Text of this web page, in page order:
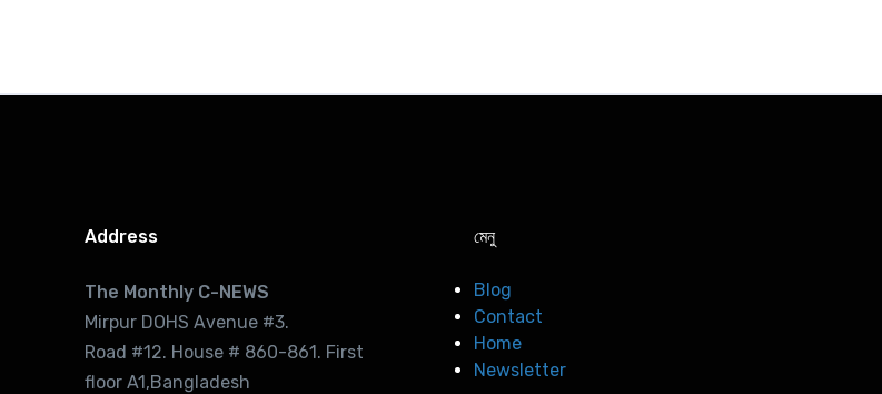
Address
The Monthly C-NEWS
Mirpur DOHS Avenue #3.
Road #12. House # 860-861. First
floor A1,Bangladesh
মেনু
Blog
Contact
Home
Newsletter